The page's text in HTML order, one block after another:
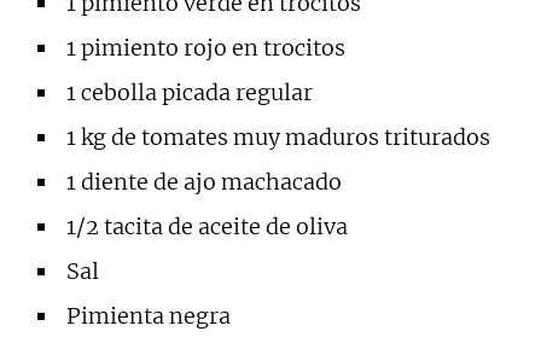
1 pimiento rojo en trocitos
1 cebolla picada regular
1 kg de tomates muy maduros triturados
1 diente de ajo machacado
1/2 tacita de aceite de oliva
Sal
Pimienta negra